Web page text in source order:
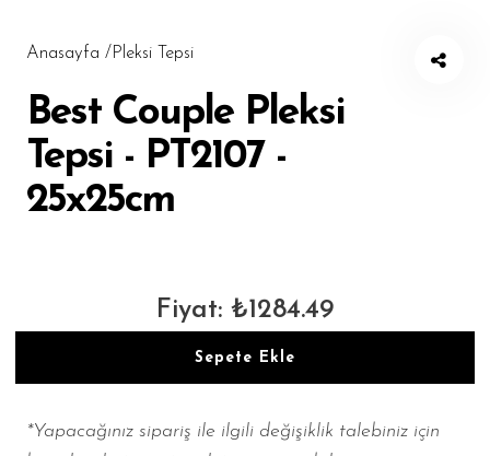
Anasayfa / Pleksi Tepsi
Best Couple Pleksi
Tepsi - PT2107 -
25x25cm
Sepete Ekle
Fiyat: ₺1284.49
*Yapacağınız sipariş ile ilgili değişiklik talebiniz için